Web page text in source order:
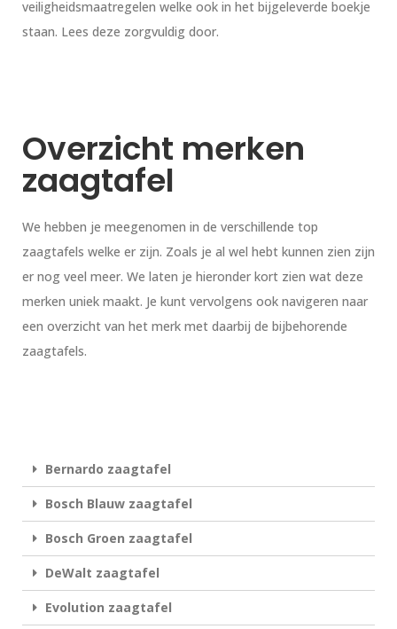
veiligheidsmaatregelen welke ook in het bijgeleverde boekje
staan. Lees deze zorgvuldig door.
Overzicht merken
zaagtafel
We hebben je meegenomen in de verschillende top
zaagtafels welke er zijn. Zoals je al wel hebt kunnen zien zijn
er nog veel meer. We laten je hieronder kort zien wat deze
merken uniek maakt. Je kunt vervolgens ook navigeren naar
een overzicht van het merk met daarbij de bijbehorende
zaagtafels.
Bernardo zaagtafel
Bosch Blauw zaagtafel
Bosch Groen zaagtafel
DeWalt zaagtafel
Evolution zaagtafel